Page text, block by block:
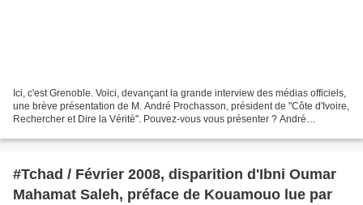
Ici, c'est Grenoble. Voici, devançant la grande interview des médias officiels,
une brève présentation de M. André Prochasson, président de "Côte d'Ivoire,
Rechercher et Dire la Vérité". Pouvez-vous vous présenter ? André
#Tchad / Février 2008, disparition d'Ibni Oumar
Mahamat Saleh, préface de Kouamouo lue par